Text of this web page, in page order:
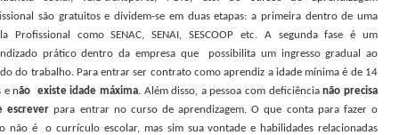
são gratuitos e dividem-se em duas etapas: a primeira dentro de uma
Profissional como SENAC, SENAI, SESCOOP etc. A segunda fase é um
prático dentro da empresa que possibilita um ingresso gradual ao
do trabalho. Para entrar ser contrato como aprendiz a idade mínima é de 14
e não existe idade máxima. Além disso, a pessoa com deficiêncianão precisa
escrever para entrar no curso de aprendizagem. O que conta para fazer o
não é o currículo escolar, mas sim sua vontade e habilidades relacionadas